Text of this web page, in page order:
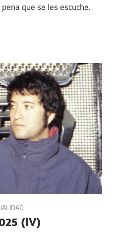
que se les escuche.
(IV)